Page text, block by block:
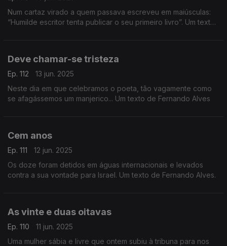
Num cartaz virado a quem passava escreveu em maiúsculas:
“Humilde escritor tenta publicar o seu primeiro livro”. Um texto
Deve chamar-se tristeza
Ep. 112
13 jun. 2025
Neste dia em que celebramos o poeta, tão vagamente como
se afagássemos um manjerico... Um texto de Fernando Alves
Cem anos
Ep. 111
12 jun. 2025
Os doze foram detidos em águas internacionais e levados
contra a sua vontade para Israel. Um texto de Fernando Alves.
As vinte e duas oitavas
Ep. 110
11 jun. 2025
Uma mulher sábia e livre que ontem subiu à tribuna para nos